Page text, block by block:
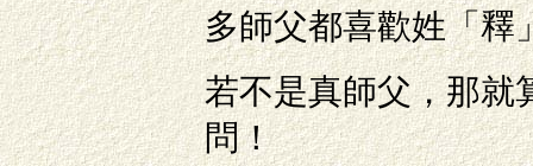
多師父都喜歡姓「釋
若不是真師父，那就
問！